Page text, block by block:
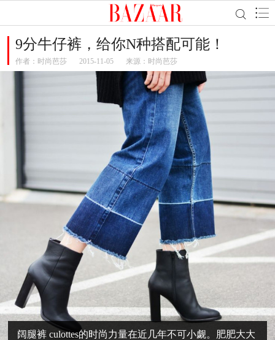
9分牛仔裤，给你N种搭配可能！
作者： 时尚芭莎 2015-11-05 来源：时尚芭莎
阔腿裤 culottes的时尚力量在近几年不可小觑。肥肥大大